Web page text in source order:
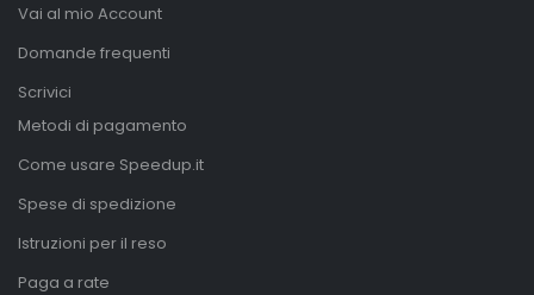
Vai al mio Account
Domande frequenti
Scrivici
Metodi di pagamento
Come usare Speedup.it
Spese di spedizione
Istruzioni per il reso
Paga a rate